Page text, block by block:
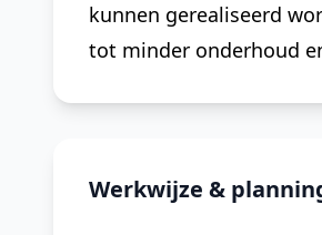
kunnen gerealiseerd
tot minder onderhoud
Werkwijze &